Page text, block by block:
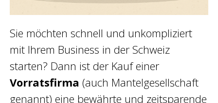
Sie möchten schnell und unkompliziert
mit Ihrem Business in der Schweiz
starten? Dann ist der Kauf einer
Vorratsfirma (auch Mantelgesellschaft
genannt) eine bewährte und zeitsparende